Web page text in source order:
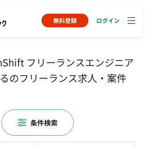
無料登録 ログイン
フリーランスエンジニア
のフリーランス求人・案件
条件検索